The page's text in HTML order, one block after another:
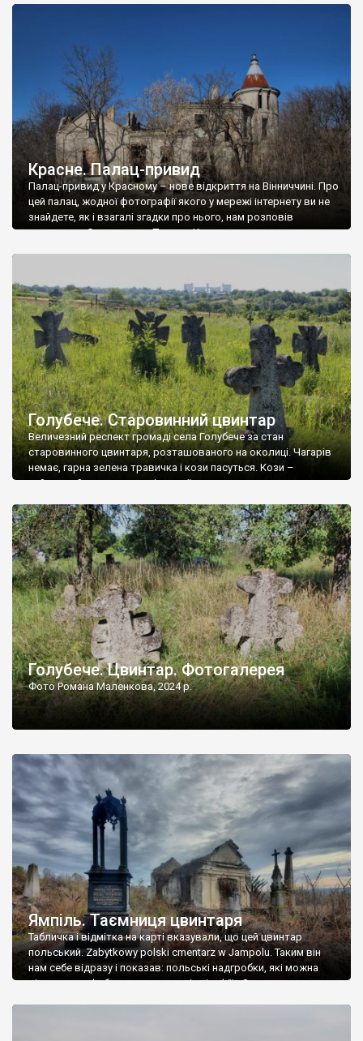
Красне. Палац-привид
Палац-привид у Красному – нове відкриття на Вінниччині. Про
цей палац, жодної фотографії якого у мережі інтернету ви не
знайдете, як і взагалі згадки про нього, нам розповів
мешканець Самгородка. Палац у Красному вразив не лише
Голубече. Старовинний цвинтар
Величезний респект громаді села Голубече за стан
старовинного цвинтаря, розташованого на околиці. Чагарів
немає, гарна зелена травичка і кози пасуться. Кози –
найкращий регулятор шкідливої, для старих кладовищ,
бруньками, кози ті бруньки обгризають, бо то улюблений
делікатес. На цвинтарі у Голубечому ціла колекція
різноманітних форм хрестів. Село відносно невелике, […]
Голубече. Цвинтар. Фотогалерея
Фото Романа Маленкова, 2024 р.
Ямпіль. Таємниця цвинтаря
Табличка і відмітка на карті вказували, що цей цвинтар
польський. Zabytkowy polski cmentarz w Jampolu. Таким він
нам себе відразу і показав: польські надгробки, які можна
віднести до фабричних, польські епітафії… Загалом цвинтар